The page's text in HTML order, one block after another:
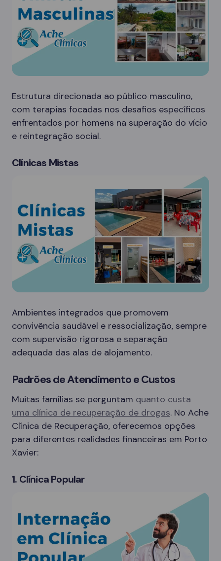
Estrutura direcionada ao público masculino,
com terapias focadas nos desafios específicos
enfrentados por homens na superação do vício
e reintegração social.
Clínicas Mistas
Ambientes integrados que promovem
convivência saudável e ressocialização, sempre
com supervisão rigorosa e separação
adequada das alas de alojamento.
Padrões de Atendimento e Custos
Muitas famílias se perguntam quanto custa
uma clínica de recuperação de drogas. No Ache
Clínica de Recuperação, oferecemos opções
para diferentes realidades financeiras em Porto
Xavier:
1. Clínica Popular